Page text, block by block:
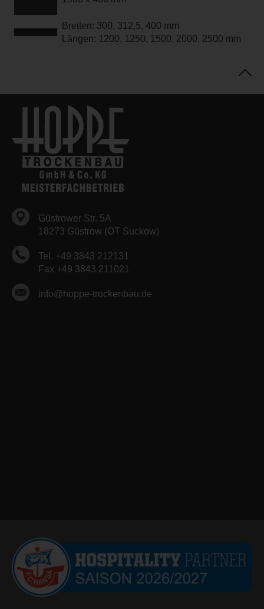
Breiten: 300, 312,5, 400 mm
Längen: 1200, 1250, 1500, 2000, 2500 mm
Güstrower Str. 5A
18273 Güstrow (OT Suckow)
Tel. +49 3843 212131
Fax +49 3843 211021
info@hoppe-trockenbau.de